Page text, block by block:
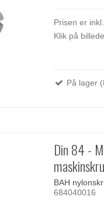
Prisen er
Klik på
På lager
Din 84 -
BAH
684040016